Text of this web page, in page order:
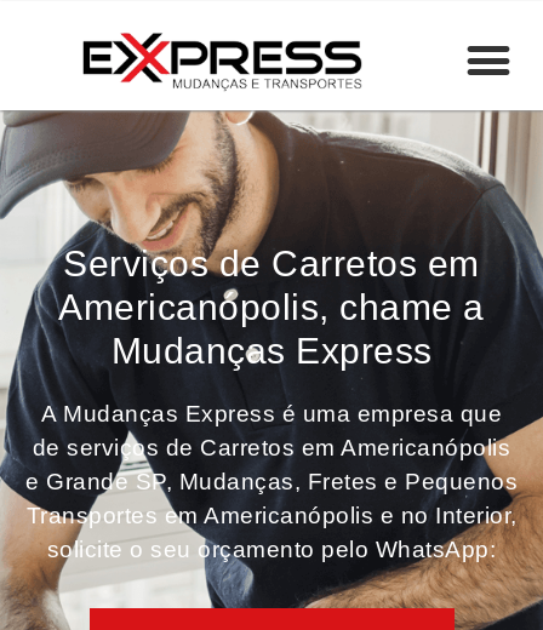
Serviços de Carretos em
Americanópolis, chame a
Mudanças Express
A Mudanças Express é uma empresa que
de serviços de Carretos em Americanópolis
e Grande SP, Mudanças, Fretes e Pequenos
Transportes em Americanópolis e no Interior,
solicite o seu orçamento pelo WhatsApp: